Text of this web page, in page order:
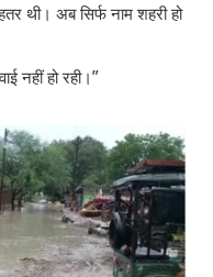
थी। अब सिर्फ नाम शहरी हो
नहीं हो रही।”